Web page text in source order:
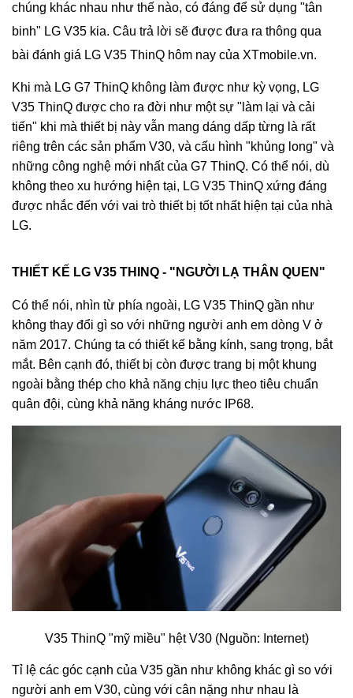
chúng khác nhau như thế nào, có đáng để sử dụng "tân
binh" LG V35 kia. Câu trả lời sẽ được đưa ra thông qua
bài đánh giá LG V35 ThinQ hôm nay của XTmobile.vn.
Khi mà LG G7 ThinQ không làm được như kỳ vọng, LG
V35 ThinQ được cho ra đời như một sự "làm lại và cải
tiến" khi mà thiết bị này vẫn mang dáng dấp từng là rất
riêng trên các sản phẩm V30, và cấu hình "khủng long" và
những công nghệ mới nhất của G7 ThinQ. Có thể nói, dù
không theo xu hướng hiện tại, LG V35 ThinQ xứng đáng
được nhắc đến với vai trò thiết bị tốt nhất hiện tại của nhà
LG.
THIẾT KẾ LG V35 THINQ - "NGƯỜI LẠ THÂN QUEN"
Có thể nói, nhìn từ phía ngoài, LG V35 ThinQ gần như
không thay đổi gì so với những người anh em dòng V ở
năm 2017. Chúng ta có thiết kế bằng kính, sang trọng, bắt
mắt. Bên cạnh đó, thiết bị còn được trang bị một khung
ngoài bằng thép cho khả năng chịu lực theo tiêu chuẩn
quân đội, cùng khả năng kháng nước IP68.
V35 ThinQ "mỹ miều" hệt V30 (Nguồn: Internet)
Tỉ lệ các góc cạnh của V35 gần như không khác gì so với
người anh em V30, cùng với cân nặng như nhau là